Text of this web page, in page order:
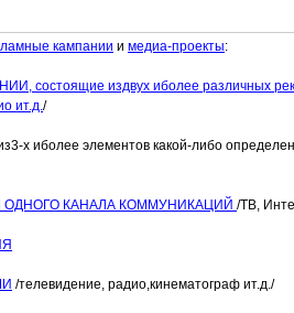
кампании и медиа-проекты:
издвух иболее различных
ит.д./
х иболее элементов какой-либо
КАНАЛА КОММУНИКАЦИЙ /ТВ,
/телевидение, радио,кинематограф ит.д./